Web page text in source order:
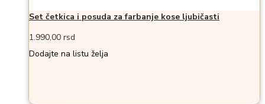
Set četkica i posuda za farbanje kose ljubičasti
1.990,00 rsd
Dodajte na listu želja